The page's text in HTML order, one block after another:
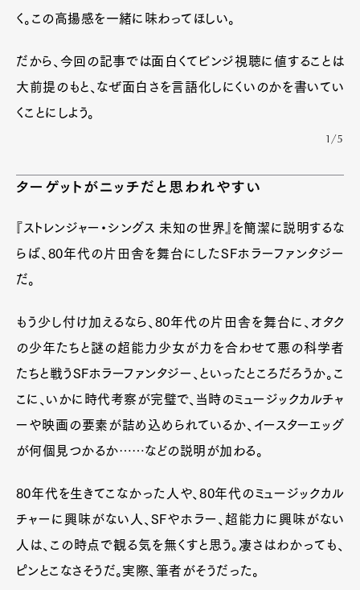
く。この高揚感を一緒に味わってほしい。
だから、今回の記事では面白くてビンジ視聴に値することは
大前提のもと、なぜ面白さを言語化しにくいのかを書いてい
くことにしよう。
1/5
ターゲットがニッチだと思われやすい
『ストレンジャー・シングス 未知の世界』を簡潔に説明するな
らば、80年代の片田舎を舞台にしたSFホラーファンタジー
だ。
もう少し付け加えるなら、80年代の片田舎を舞台に、オタク
の少年たちと謎の超能力少女が力を合わせて悪の科学者
たちと戦うSFホラーファンタジー、といったところだろうか。こ
こに、いかに時代考察が完璧で、当時のミュージックカルチャ
ーや映画の要素が詰め込められているか、イースターエッグ
が何個見つかるか……などの説明が加わる。
80年代を生きてこなかった人や、80年代のミュージックカル
チャーに興味がない人、SFやホラー、超能力に興味がない
人は、この時点で観る気を無くすと思う。凄さはわかっても、
ピンとこなさそうだ。実際、筆者がそうだった。